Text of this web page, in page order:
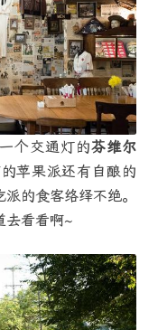
个交通灯的芬维尔
苹果派还有自酿的
的食客络绎不绝。
去看看啊~